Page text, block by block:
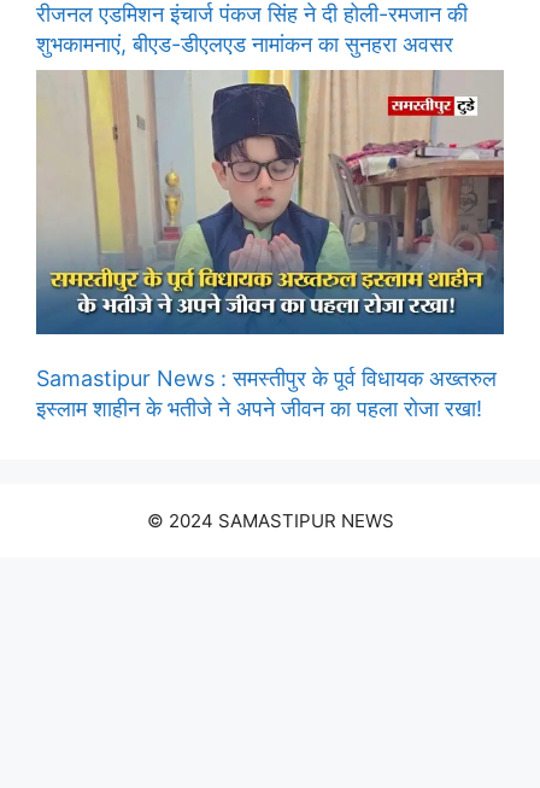
रीजनल एडमिशन इंचार्ज पंकज सिंह ने दी होली-रमजान की
शुभकामनाएं, बीएड-डीएलएड नामांकन का सुनहरा अवसर
Samastipur News : समस्तीपुर के पूर्व विधायक अख्तरुल
इस्लाम शाहीन के भतीजे ने अपने जीवन का पहला रोजा रखा!
© 2024 SAMASTIPUR NEWS